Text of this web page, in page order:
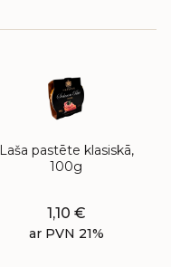
Laša pastēte klasiskā,
100g
1,10 €
ar PVN 21%